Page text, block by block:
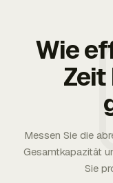
Wie
Zeit
Messen Sie die
Gesamtkapazität
Sie